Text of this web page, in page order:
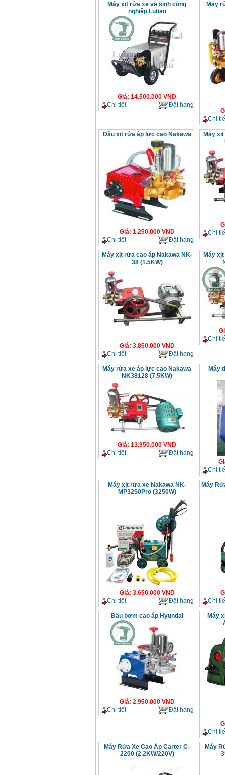
Máy xịt rửa xe vệ sinh công
nghiệp Lutian
Giá: 14.500.000 VND
Chi tiết
Đặt hàng
Máy
Chi
Đầu xịt rửa áp lực cao Nakawa
Giá: 1.250.000VND
Chi tiết
Đặt hàng
Máy
Chi
Máy xịt rửa cao áp Nakawa NK-
38 (1.5KW)
Giá: 3.850.000VND
Chi tiết
Đặt hàng
Máy
Chi
Máy rửa xe áp lực cao Nakawa
NK38128 (7.5KW)
Giá: 13.950.000 VND
Chi tiết
Đặt hàng
Máy
Chi
Máy xịt rửa xe Nakawa NK-
MP3250Pro (3250W)
Giá: 3.650.000VND
Chi tiết
Đặt hàng
Máy
Chi
Đầu bơm cao áp Hyundai
Giá: 2.950.000VND
Chi tiết
Đặt hàng
Máy
Chi
Máy Rửa Xe Cao Áp Carter C-
2200 (2.2KW/220V)
Máy